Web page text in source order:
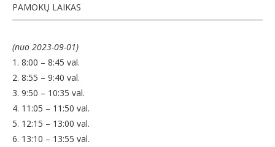
PAMOKŲ LAIKAS
(nuo 2023-09-01)
1. 8:00 – 8:45 val.
2. 8:55 – 9:40 val.
3. 9:50 – 10:35 val.
4. 11:05 – 11:50 val.
5. 12:15 – 13:00 val.
6. 13:10 – 13:55 val.